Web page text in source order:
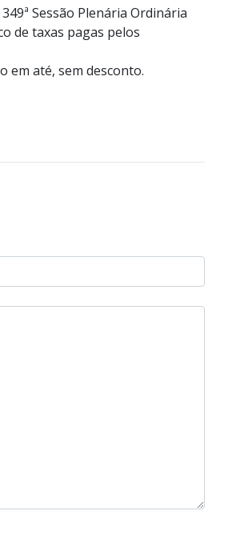
Sessão Plenária Ordinária
de taxas pagas pelos
em até, sem desconto.